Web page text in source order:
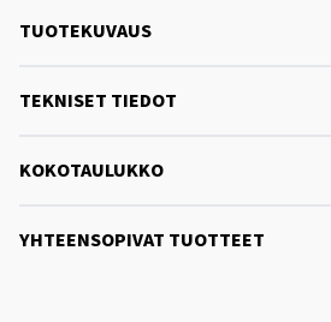
TUOTEKUVAUS
TEKNISET TIEDOT
KOKOTAULUKKO
YHTEENSOPIVAT TUOTTEET